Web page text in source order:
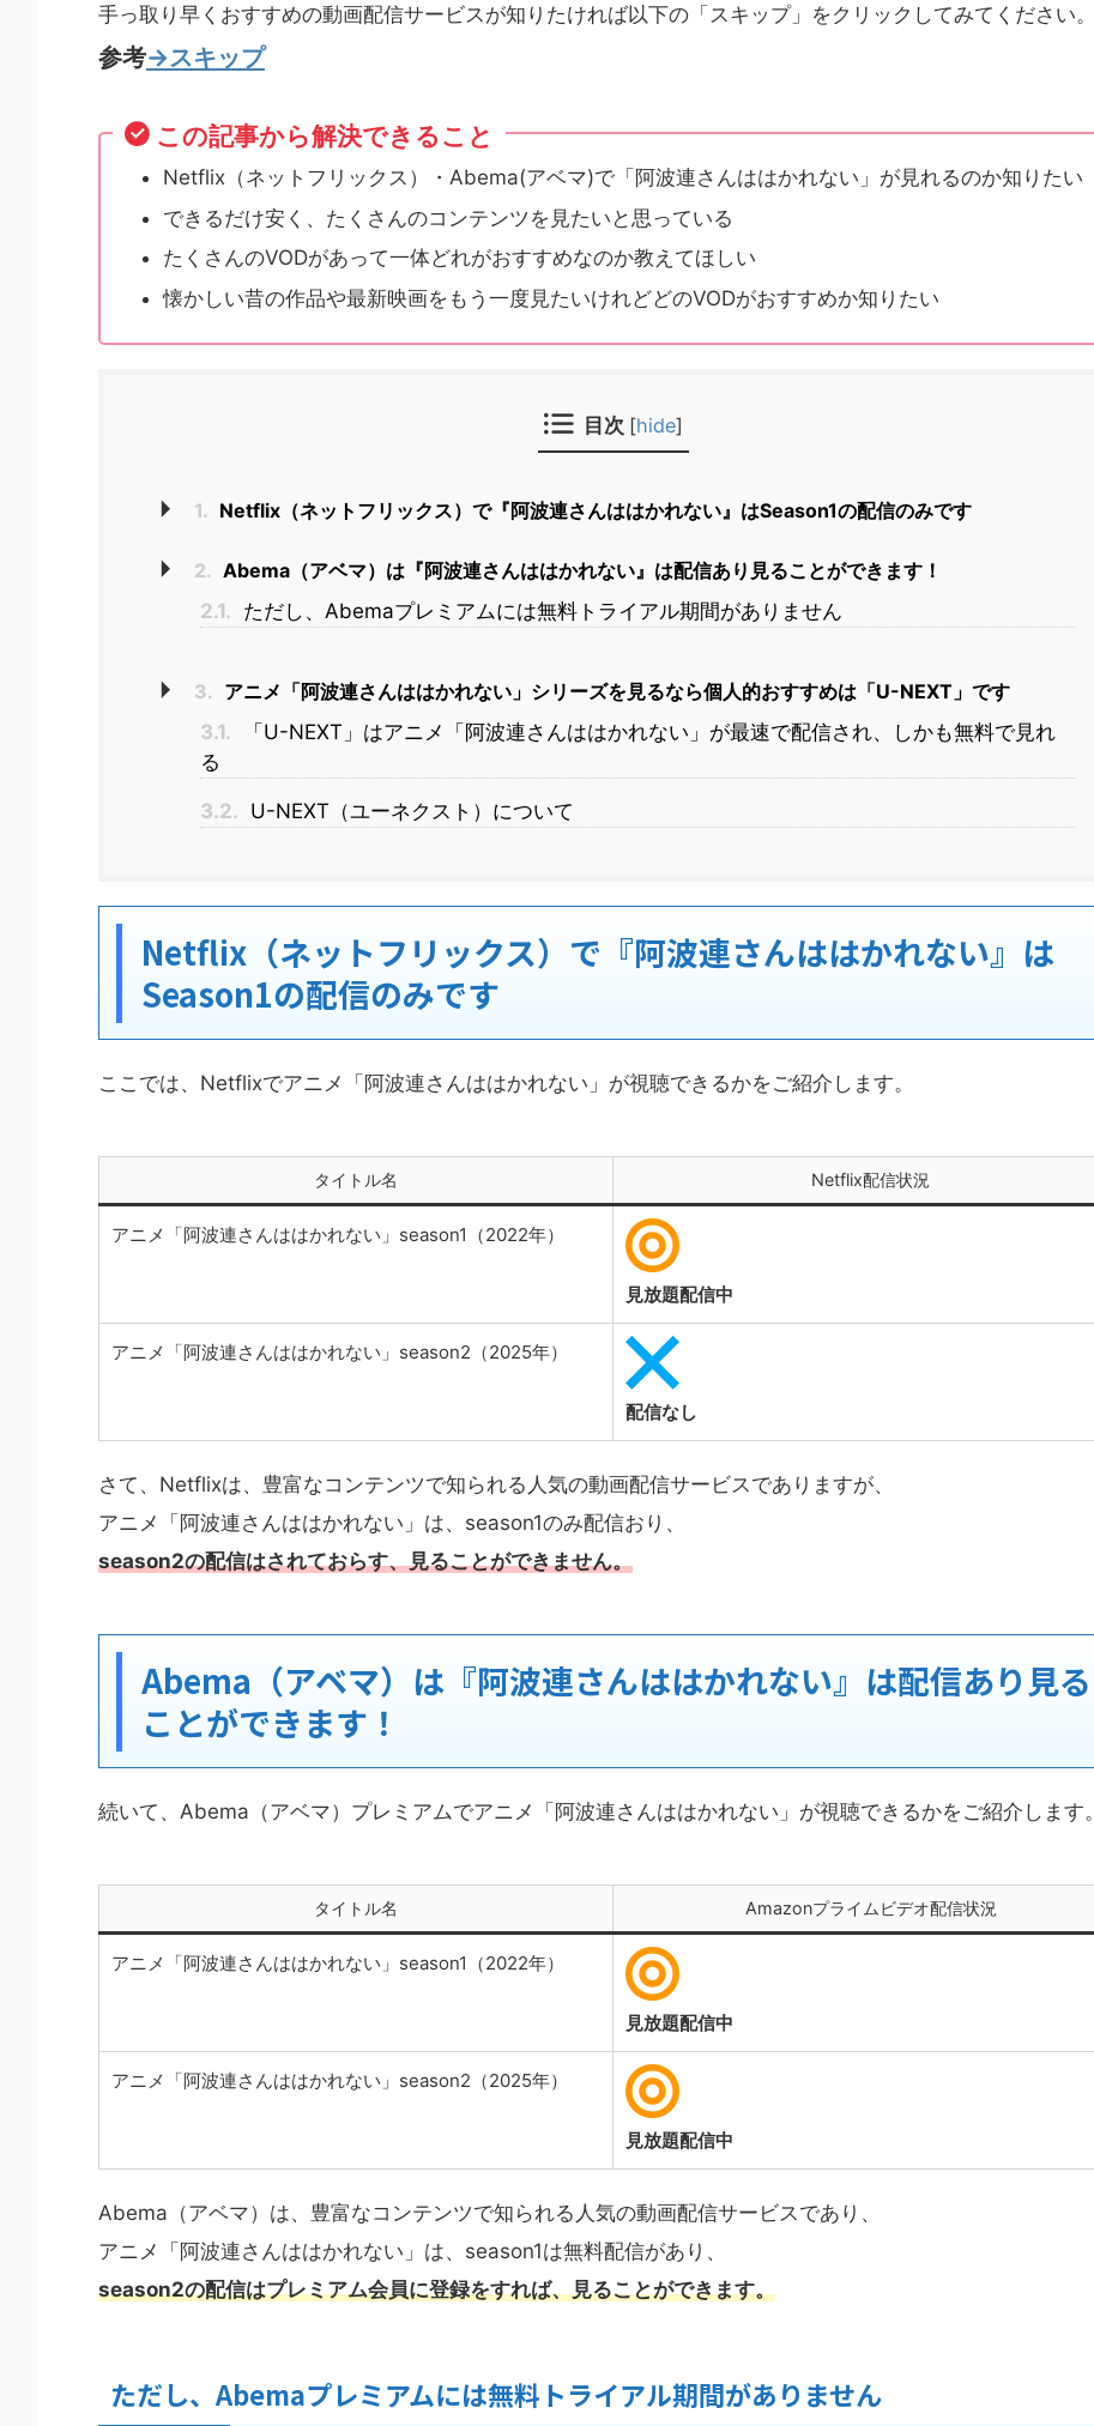
手っ取り早くおすすめの動画配信サービスが知りたければ以下の「スキップ」をクリックしてみてください。
参考→スキップ
この記事から解決できること
Netflix（ネットフリックス）・Abema(アベマ)で「阿波連さんははかれない」が見れるのか知りたい
できるだけ安く、たくさんのコンテンツを見たいと思っている
たくさんのVODがあって一体どれがおすすめなのか教えてほしい
懐かしい昔の作品や最新映画をもう一度見たいけれどどのVODがおすすめか知りたい
目次 [hide]
1. Netflix（ネットフリックス）で『阿波連さんははかれない』はSeason1の配信のみです
2. Abema（アベマ）は『阿波連さんははかれない』は配信あり見ることができます！
2.1. ただし、Abemaプレミアムには無料トライアル期間がありません
3. アニメ「阿波連さんははかれない」シリーズを見るなら個人的おすすめは「U-NEXT」です
3.1.
「U-NEXT」はアニメ「阿波連さんははかれない」が最速で配信され、しかも無料で見れ
る
3.2. U-NEXT（ユーネクスト）について
Netflix（ネットフリックス）で『阿波連さんははかれない』は
Season1の配信のみです
ここでは、Netflixでアニメ「阿波連さんははかれない」が視聴できるかをご紹介します。
タイトル名 Netflix配信状況
アニメ「阿波連さんははかれない」season1（2022年）
見放題配信中
アニメ「阿波連さんははかれない」season2（2025年）
配信なし
さて、Netflixは、豊富なコンテンツで知られる人気の動画配信サービスでありますが、
アニメ「阿波連さんははかれない」は、season1のみ配信おり、
season2の配信はされておらす、見ることができません。
Abema（アベマ）は『阿波連さんははかれない』は配信あり見る
ことができます！
続いて、Abema（アベマ）プレミアムでアニメ「阿波連さんははかれない」が視聴できるかをご紹介します。
タイトル名 Amazonプライムビデオ配信状況
アニメ「阿波連さんははかれない」season1（2022年）
見放題配信中
アニメ「阿波連さんははかれない」season2（2025年）
見放題配信中
Abema（アベマ）は、豊富なコンテンツで知られる人気の動画配信サービスであり、
アニメ「阿波連さんははかれない」は、season1は無料配信があり、
season2の配信はプレミアム会員に登録をすれば、見ることができます。
ただし、Abemaプレミアムには無料トライアル期間がありません